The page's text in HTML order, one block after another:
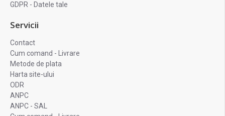
GDPR - Datele tale
Servicii
Contact
Cum comand - Livrare
Metode de plata
Harta site-ului
ODR
ANPC
ANPC - SAL